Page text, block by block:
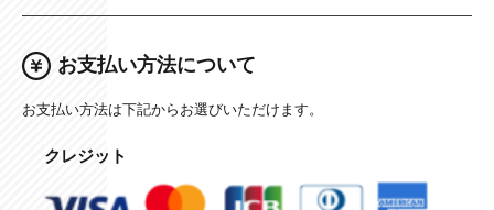
お支払い方法について
お支払い方法は下記からお選びいただけます。
クレジット